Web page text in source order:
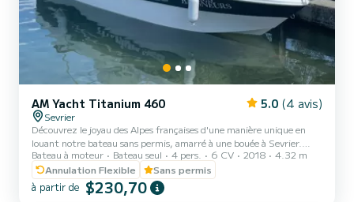
AM Yacht Titanium 460 5.0 (4 avis)
Sevrier
Découvrez le joyau des Alpes françaises d'une manière unique en
louant notre bateau sans permis, amarré à une bouée à Sevrier.
Situé dans la plus belle partie du lac d'Annecy, célèbre pour ses eaux
cristallines et peu profondes, notre bateau vous offre une
expérience inoubliable. Que vous soyez en famille, entre amis ou en
couple, notre bateau est idéal pour explorer les recoins pittoresques
Bateau à moteur Bateau seul 4 pers. 6 CV 2018
4.32 m
Annulation Flexible
Sans permis
à partir de $230,70